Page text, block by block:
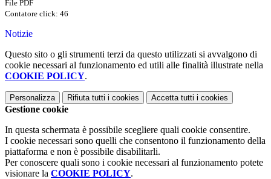
File PDF
Contatore click: 46
Notizie
Questo sito o gli strumenti terzi da questo utilizzati si avvalgono di
cookie necessari al funzionamento ed utili alle finalità illustrate nella
COOKIE POLICY.
Personalizza Rifiuta tutti i cookies Accetta tutti i cookies
Gestione cookie
In questa schermata è possibile scegliere quali cookie consentire.
I cookie necessari sono quelli che consentono il funzionamento della
piattaforma e non è possibile disabilitarli.
Per conoscere quali sono i cookie necessari al funzionamento potete
visionare la COOKIE POLICY.